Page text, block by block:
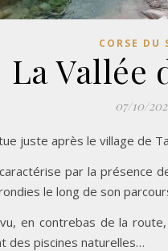
CORSE DU
La Vallée
07/10/
juste après le village de
par la présence
le long de son
en contrebas de la
des piscines naturelles…